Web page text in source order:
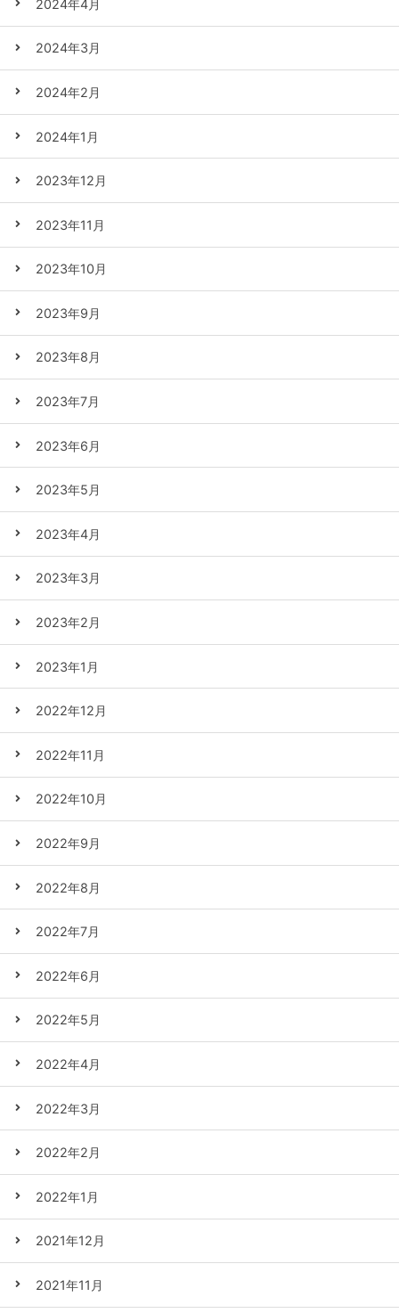
2024年4月
2024年3月
2024年2月
2024年1月
2023年12月
2023年11月
2023年10月
2023年9月
2023年8月
2023年7月
2023年6月
2023年5月
2023年4月
2023年3月
2023年2月
2023年1月
2022年12月
2022年11月
2022年10月
2022年9月
2022年8月
2022年7月
2022年6月
2022年5月
2022年4月
2022年3月
2022年2月
2022年1月
2021年12月
2021年11月